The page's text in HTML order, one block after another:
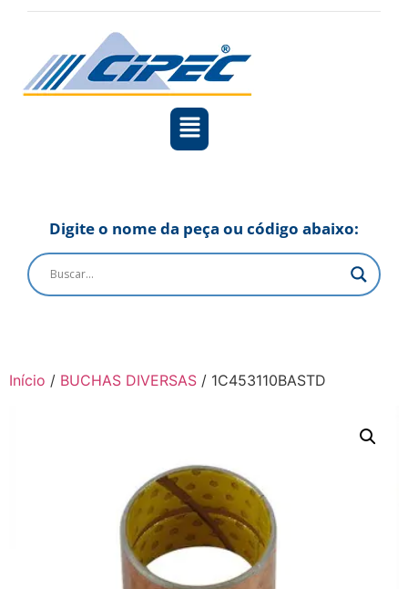
Digite o nome da peça ou código abaixo:
Início / BUCHAS DIVERSAS / 1C453110BASTD